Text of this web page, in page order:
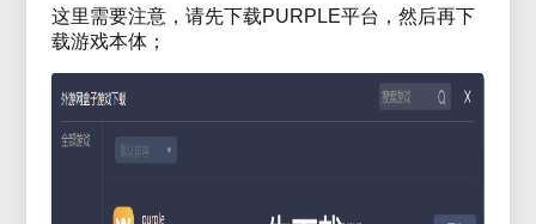
这里需要注意，请先下载PURPLE平台，然后再下
载游戏本体；